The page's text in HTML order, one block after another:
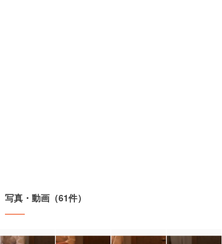
写真・動画（61件）